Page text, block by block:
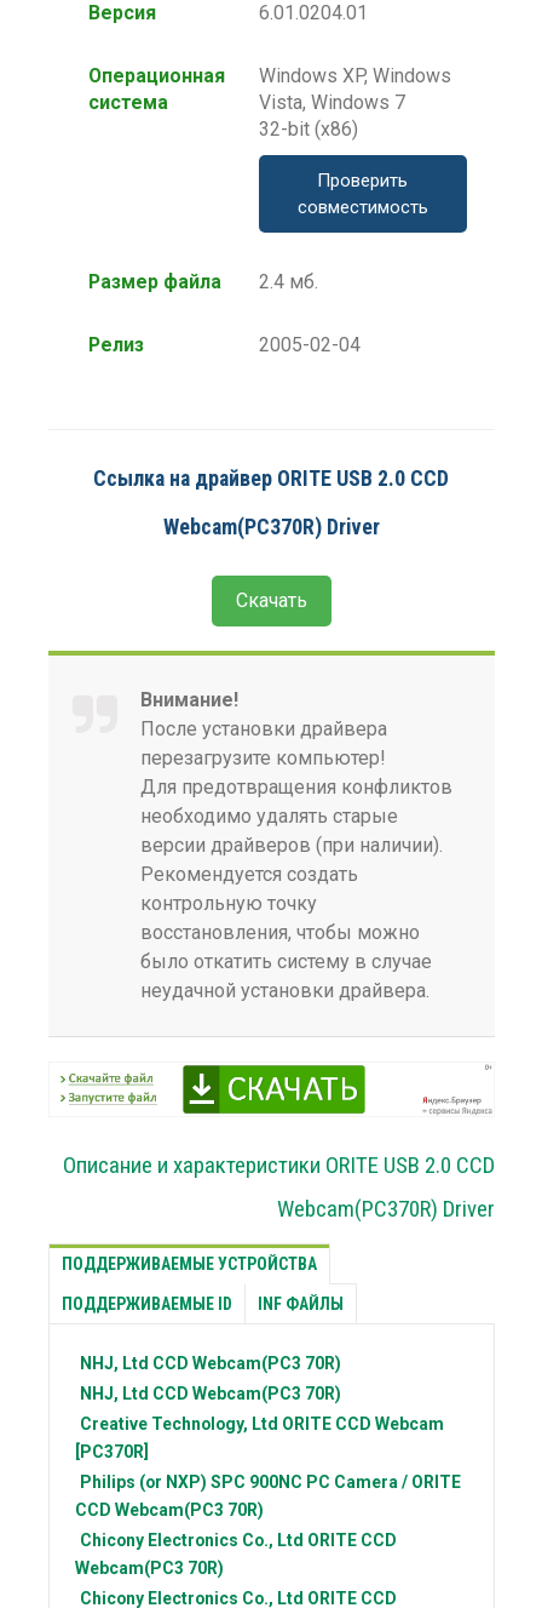
Версия 6.01.0204.01
Операционная
система
Windows XP, Windows
Vista, Windows 7
32-bit (x86)
Проверить
совместимость
Размер файла 2.4 мб.
Релиз 2005-02-04
Ссылка на драйвер ORITE USB 2.0 CCD
Webcam(PC370R) Driver
Скачать
Внимание!
После установки драйвера
перезагрузите компьютер!
Для предотвращения конфликтов
необходимо удалять старые
версии драйверов (при наличии).
Рекомендуется создать
контрольную точку
восстановления, чтобы можно
было откатить систему в случае
неудачной установки драйвера.
Описание и характеристики ORITE USB 2.0 CCD
Webcam(PC370R) Driver
ПОДДЕРЖИВАЕМЫЕ УСТРОЙСТВА
ПОДДЕРЖИВАЕМЫЕ ID INF ФАЙЛЫ
NHJ, Ltd CCD Webcam(PC3 70R)
NHJ, Ltd CCD Webcam(PC3 70R)
Creative Technology, Ltd ORITE CCD Webcam
[PC370R]
Philips (or NXP) SPC 900NC PC Camera / ORITE
CCD Webcam(PC3 70R)
Chicony Electronics Co., Ltd ORITE CCD
Webcam(PC3 70R)
Chicony Electronics Co., Ltd ORITE CCD